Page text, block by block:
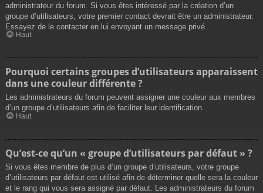
administrateur du forum. Si vous êtes intéressé par la création d’un
groupe d’utilisateurs, votre premier contact devrait être un administrateur.
Essayez de le contacter en lui envoyant un message privé.
Haut
Pourquoi certains groupes d’utilisateurs apparaissent
dans une couleur différente ?
Les administrateurs du forum peuvent assigner une couleur aux membres
d’un groupe d’utilisateurs afin de faciliter leur identification.
Haut
Qu’est-ce qu’un « groupe d’utilisateurs par défaut » ?
Si vous êtes membre de plus d’un groupe d’utilisateurs, votre groupe
d’utilisateurs par défaut est utilisé afin de déterminer quelle sera la couleur
et le rang qui vous sera assigné par défaut. Les administrateurs du forum